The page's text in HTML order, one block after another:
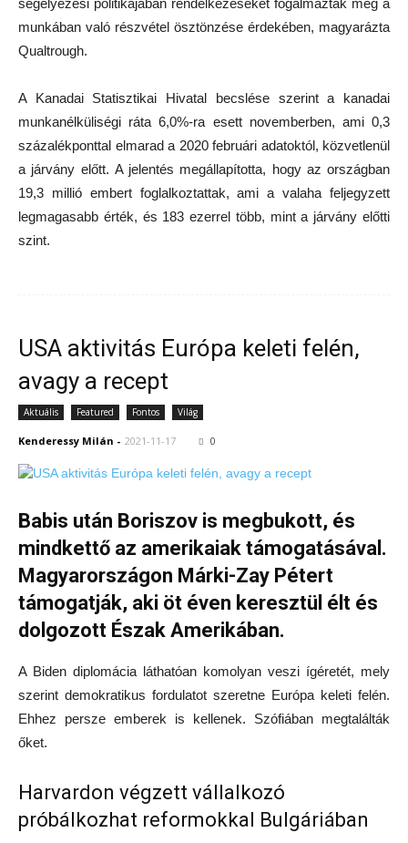
segélyezési politikájában rendelkezéseket fogalmaztak meg a
munkában való részvétel ösztönzése érdekében, magyarázta
Qualtrough.
A Kanadai Statisztikai Hivatal becslése szerint a kanadai
munkanélküliségi ráta 6,0%-ra esett novemberben, ami 0,3
százalékponttal elmarad a 2020 februári adatoktól, közvetlenül
a járvány előtt. A jelentés megállapította, hogy az országban
19,3 millió embert foglalkoztattak, ami a valaha feljegyzett
legmagasabb érték, és 183 ezerrel több, mint a járvány előtti
szint.
USA aktivitás Európa keleti felén,
avagy a recept
Aktuális Featured Fontos Világ
Kenderessy Milán - 2021-11-17 0
Babis után Boriszov is megbukott, és
mindkettő az amerikaiak támogatásával.
Magyarországon Márki-Zay Pétert
támogatják, aki öt éven keresztül élt és
dolgozott Észak Amerikában.
A Biden diplomácia láthatóan komolyan veszi ígéretét, mely
szerint demokratikus fordulatot szeretne Európa keleti felén.
Ehhez persze emberek is kellenek. Szófiában megtalálták
őket.
Harvardon végzett vállalkozó
próbálkozhat reformokkal Bulgáriában